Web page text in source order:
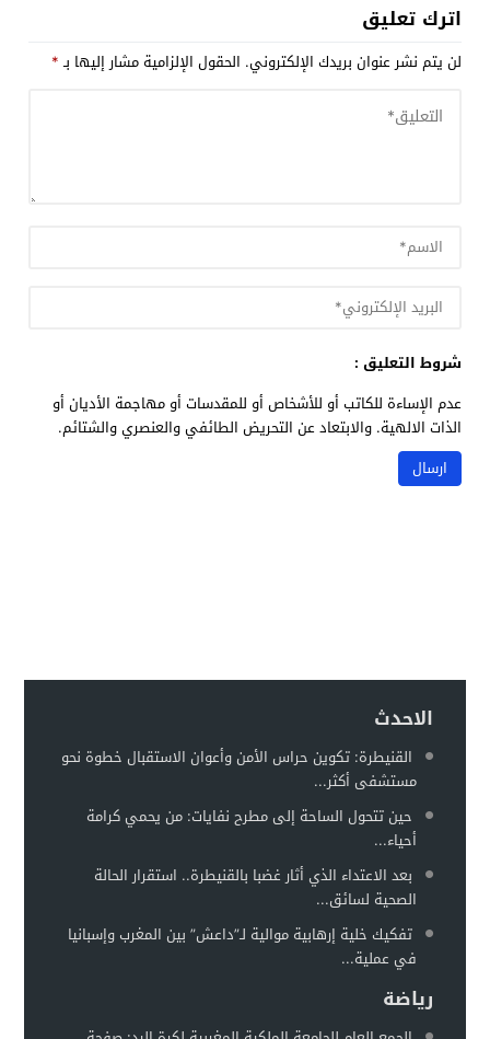
اترك تعليق
لن يتم نشر عنوان بريدك الإلكتروني. الحقول الإلزامية مشار إليها بـ*
شروط التعليق :
عدم الإساءة للكاتب أو للأشخاص أو للمقدسات أو مهاجمة الأديان أو
الذات الالهية. والابتعاد عن التحريض الطائفي والعنصري والشتائم.
الاحدث
القنيطرة: تكوين حراس الأمن وأعوان الاستقبال خطوة نحو
مستشفى أكثر...
حين تتحول الساحة إلى مطرح نفايات: من يحمي كرامة
أحياء...
بعد الاعتداء الذي أثار غضبا بالقنيطرة.. استقرار الحالة
الصحية لسائق...
تفكيك خلية إرهابية موالية لـ”داعش” بين المغرب وإسبانيا
في عملية...
رياضة